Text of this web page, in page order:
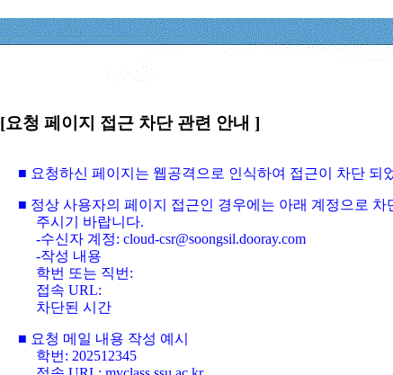
[요청 페이지 접근 차단 관련 안내 ]
■ 요청하신 페이지는 웹공격으로 인식하여 접근이 차단 되
■ 정상 사용자의 페이지 접근인 경우에는 아래 계정으로 차
주시기 바랍니다.
-수신자 계정: cloud-csr@soongsil.dooray.com
-작성 내용
학번 또는 직번:
접속 URL:
차단된 시간
■ 요청 메일 내용 작성 예시
학번: 202512345